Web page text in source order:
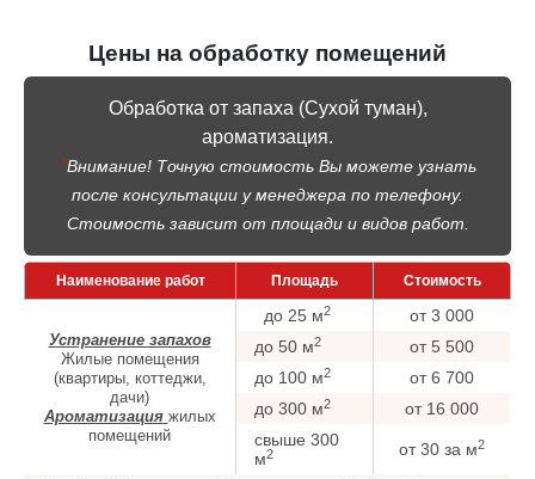
Цены на обработку помещений
Обработка от запаха (Сухой туман),
ароматизация.
*Внимание! Точную стоимость Вы можете узнать
после консультации у менеджера по телефону.
Стоимость зависит от площади и видов работ.
Наименование работ Площадь Стоимость
Устранение запахов
Жилые помещения
(квартиры, коттеджи,
дачи)
Ароматизация жилых
помещений
до 25 м2
от 3 000
до 50 м2
от 5 500
до 100 м2
от 6 700
до 300 м2
от 16 000
свыше 300
м2 от 30 за м2